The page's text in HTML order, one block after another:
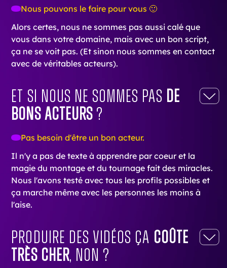
Nous pouvons le faire pour vous 🙂
Alors certes, nous ne sommes pas aussi calé que
vous dans votre domaine, mais avec un bon script,
ça ne se voit pas. (Et sinon nous sommes en contact
avec de véritables acteurs).
Et si nous ne sommes pas de
bons acteurs ?
Pas besoin d'être un bon acteur.
Il n'y a pas de texte à apprendre par coeur et la
magie du montage et du tournage fait des miracles.
Nous l'avons testé avec tous les profils possibles et
ça marche même avec les personnes les moins à
l'aise.
Produire des vidéos ça coûte
très cher, non ?